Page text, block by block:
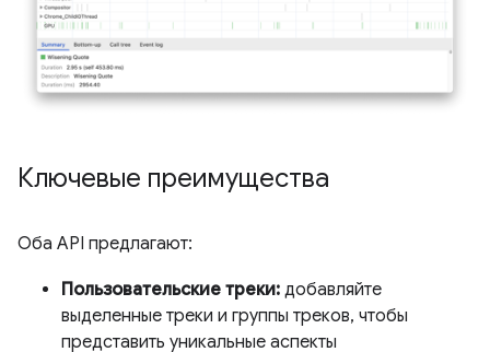
Ключевые преимущества
Оба API предлагают:
Пользовательские треки: добавляйте
выделенные треки и группы треков, чтобы
представить уникальные аспекты